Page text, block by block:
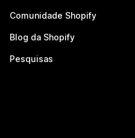
Comunidade Shopify
Blog da Shopify
Pesquisas